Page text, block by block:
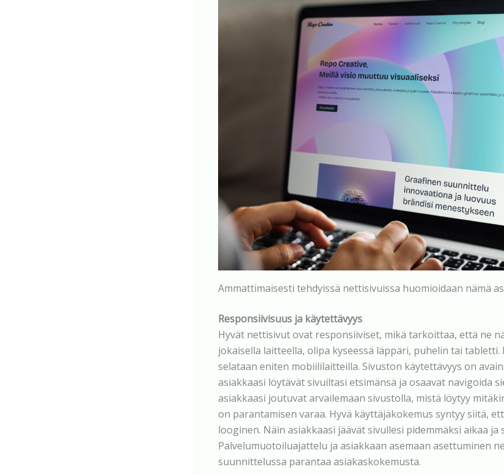
Ammattimaisesti tehdyissä nettisivuissa huomioidaan nämä
Responsiivisuus ja käytettävyys
Hyvät nettisivut ovat responsiiviset, mikä tarkoittaa, että ne
jokaisella laitteella, olipa kyseessä läppäri, puhelin tai
selataan eniten mobiililaitteilla. Sivuston käytettävyys on
asiakkaasi löytävät sivuiltasi etsimänsä ja osaavat navigoida
asiakkaasi joutuvat arvailemaan sivustolla, mistä löytyy
on parantamisen varaa. Hyvä käyttäjäkokemus syntyy siitä,
looginen. Näin asiakkaasi jäävät sivullesi pidemmäksi aikaa
Palvelumuotoiluajattelu ja asiakkaan asemaan asettuminen
suunnittelussa parantaa asiakaskokemusta.